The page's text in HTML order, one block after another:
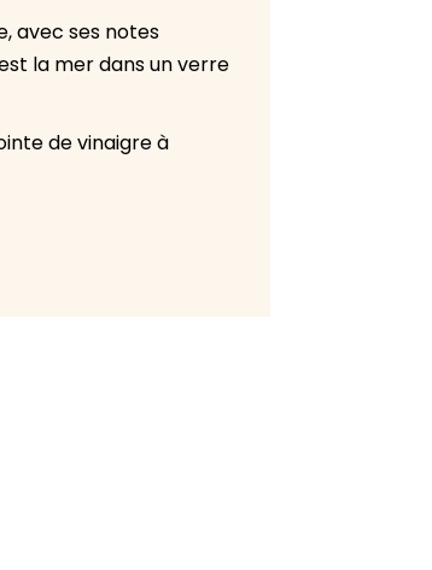
avec ses notes
la mer dans un verre
de vinaigre à